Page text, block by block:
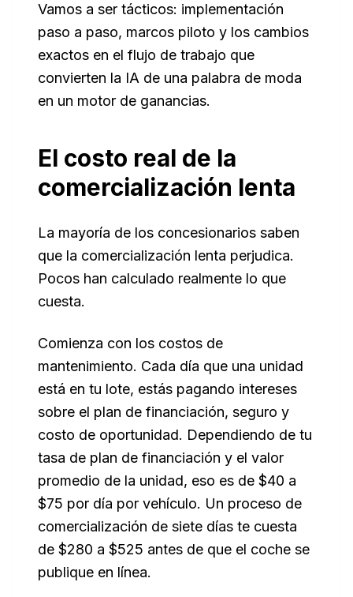
Vamos a ser tácticos: implementación
paso a paso, marcos piloto y los cambios
exactos en el flujo de trabajo que
convierten la IA de una palabra de moda
en un motor de ganancias.
El costo real de la
comercialización lenta
La mayoría de los concesionarios saben
que la comercialización lenta perjudica.
Pocos han calculado realmente lo que
cuesta.
Comienza con los costos de
mantenimiento. Cada día que una unidad
está en tu lote, estás pagando intereses
sobre el plan de financiación, seguro y
costo de oportunidad. Dependiendo de tu
tasa de plan de financiación y el valor
promedio de la unidad, eso es de $40 a
$75 por día por vehículo. Un proceso de
comercialización de siete días te cuesta
de $280 a $525 antes de que el coche se
publique en línea.